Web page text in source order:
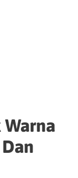
Warna